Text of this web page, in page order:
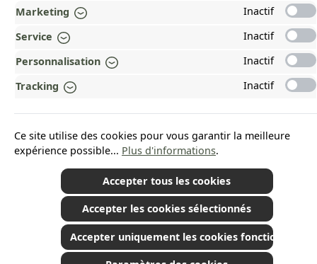
RÉCOMPENSÉ ET CERTIFIÉ !
POURQUOI HEAD&NATURE ?
OUR COMMUNITIES
*Tous les prix incluent la TVA plus les frais d'expéditionet les éventuels frais de
livraison, sauf indication contraire.
© 2026 Plamundo GmbH - All Rights Reserved. Theme byThemeWare®
Marketing
Inactif
Service
Inactif
Personnalisation
Inactif
Tracking
Inactif
Ce site utilise des cookies pour vous garantir la meilleure
expérience possible... Plus d'informations.
Accepter tous les cookies
Accepter les cookies sélectionnés
Accepter uniquement les cookies fonctionnels